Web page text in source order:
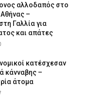
ακτές και τα
αλλοδαπός στο
–
Γαλλία για
και απάτες
κατέσχεσαν
κάνναβης –
άτομα